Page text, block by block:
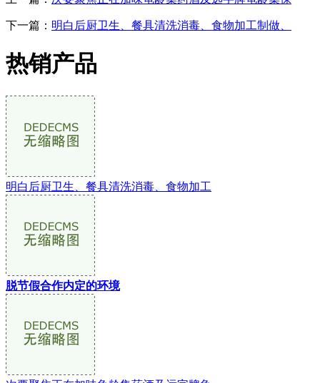
下一篇： 明白后厨卫生、餐具清洗消毒、食物加工制做、
热销产品
明白后厨卫生、餐具清洗消毒、食物加工
脱节假合作内定的环境